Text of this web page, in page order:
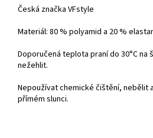
Česká značka VFstyle
Materiál: 80 % polyamid a 20 %
Doporučená teplota praní do 30°C na
nežehlit.
Nepoužívat chemické čištění, nebělit
přímém slunci.